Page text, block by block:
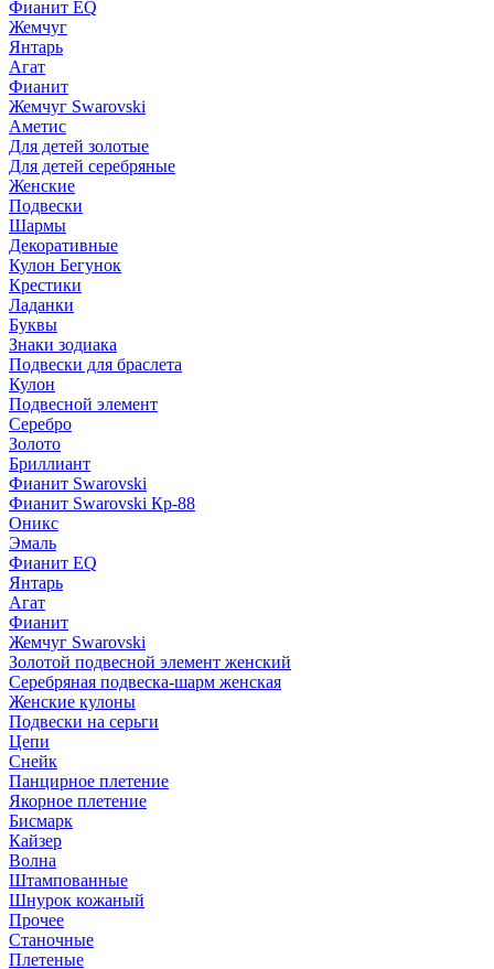
Фианит EQ
Жемчуг
Янтарь
Агат
Фианит
Жемчуг Swarovski
Аметис
Для детей золотые
Для детей серебряные
Женские
Подвески
Шармы
Декоративные
Кулон Бегунок
Крестики
Ладанки
Буквы
Знаки зодиака
Подвески для браслета
Кулон
Подвесной элемент
Серебро
Золото
Бриллиант
Фианит Swarovski
Фианит Swarovski Кр-88
Оникс
Эмаль
Фианит EQ
Янтарь
Агат
Фианит
Жемчуг Swarovski
Золотой подвесной элемент женcкий
Серебряная подвеска-шарм женская
Женские кулоны
Подвески на серьги
Цепи
Снейк
Панцирное плетение
Якорное плетение
Бисмарк
Кайзер
Волна
Штампованные
Шнурок кожаный
Прочее
Станочные
Плетеные